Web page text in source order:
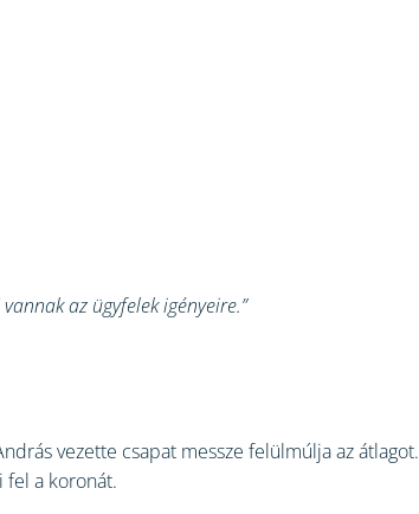
az ügyfelek igényeire.”
vezette csapat messze felülmúlja az átlagot.
fel a koronát.